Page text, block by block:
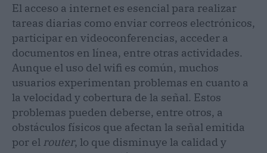
El acceso a internet es esencial para realizar
tareas diarias como enviar correos electrónicos,
participar en videoconferencias, acceder a
documentos en línea, entre otras actividades.
Aunque el uso del wifi es común, muchos
usuarios experimentan problemas en cuanto a
la velocidad y cobertura de la señal. Estos
problemas pueden deberse, entre otros, a
obstáculos físicos que afectan la señal emitida
por el router, lo que disminuye la calidad y